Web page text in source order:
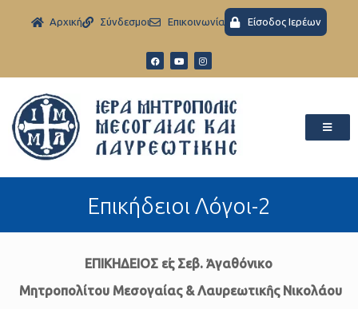
Aρχική Σύνδεσμοι Eπικοινωνία Είσοδος Ιερέων
Επικήδειοι Λόγοι-2
ΕΠΙΚΗΔΕΙΟΣ εἰς Σεβ. Ἀγαθόνικο
Μητροπολίτου Μεσογαίας & Λαυρεωτικῆς Νικολάου